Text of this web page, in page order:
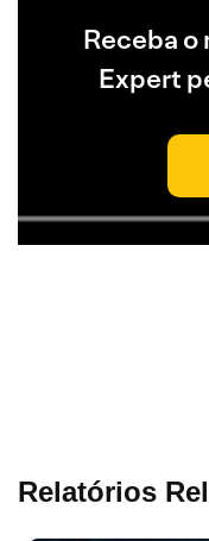
Receba
Expert
Relatórios